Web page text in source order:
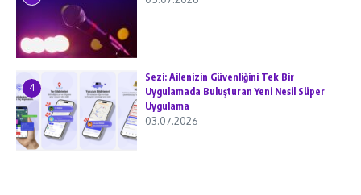
4
Sezi: Ailenizin Güvenliğini Tek Bir
Uygulamada Buluşturan Yeni Nesil Süper
Uygulama
03.07.2026